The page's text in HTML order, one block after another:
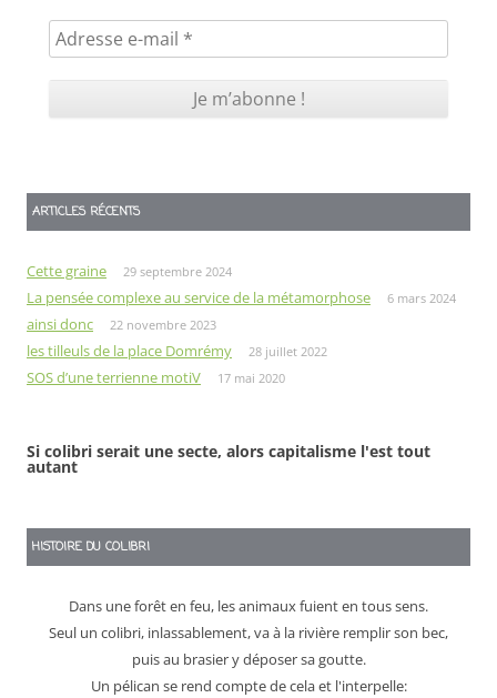
ARTICLES RÉCENTS
Cette graine 29 septembre 2024
La pensée complexe au service de la métamorphose 6 mars 2024
ainsi donc 22 novembre 2023
les tilleuls de la place Domrémy 28 juillet 2022
SOS d’une terrienne motiV 17 mai 2020
Si colibri serait une secte, alors capitalisme l'est tout
autant
HISTOIRE DU COLIBRI
Dans une forêt en feu, les animaux fuient en tous sens.
Seul un colibri, inlassablement, va à la rivière remplir son bec,
puis au brasier y déposer sa goutte.
Un pélican se rend compte de cela et l'interpelle: